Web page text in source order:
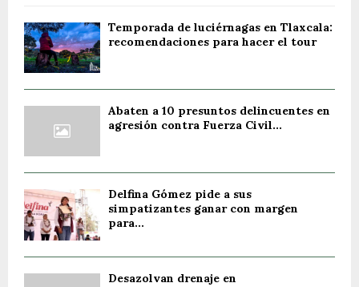
Temporada de luciérnagas en Tlaxcala:
recomendaciones para hacer el tour
Abaten a 10 presuntos delincuentes en
agresión contra Fuerza Civil...
Delfina Gómez pide a sus
simpatizantes ganar con margen
para...
Desazolvan drenaje en